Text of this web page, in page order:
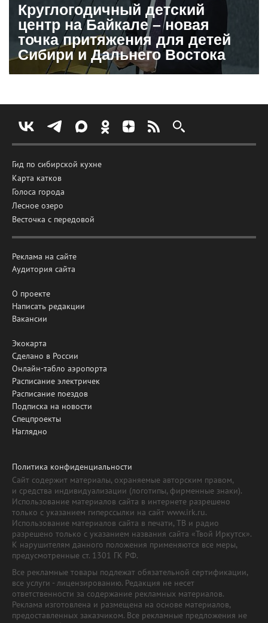
Круглогодичный детский
центр на Байкале – новая
точка притяжения для детей
Сибири и Дальнего Востока
Гид по сибирской кухне
Карта катков
Голоса города
Лесное озеро
Весточка с передовой
Реклама на сайте
Аудитория сайта
О проекте
Написать редакции
Вакансии
Экокарта
Сделано в России
Онлайн-табло аэропорта
Расписание электричек
Расписание поездов
Подписка на новости
Спецпроекты
Наглядно
Политика конфиденциальности
Сайт содержит материалы, охраняемые авторским правом,
и средства индивидуализации (логотипы, фирменные знаки).
Использование материалов сайта в интернете разрешено
только с указанием гиперссылки на сайт www.irk.ru.
Использование материалов сайта в печати, ТВ и радио
разрешено только с указанием названия сайта «Твой Иркутск».
К нарушителям данного положения применяются все меры,
предусмотренные ст. 1301 ГК РФ.
Все рекламные товары подлежат обязательной сертификации,
все услуги - лицензированию. Редакция не несет
ответственности за содержание рекламных материалов.
Реклама изготовлена и размещена на основе материалов,
предоставленных заказчиком. Все рекламные предложения не